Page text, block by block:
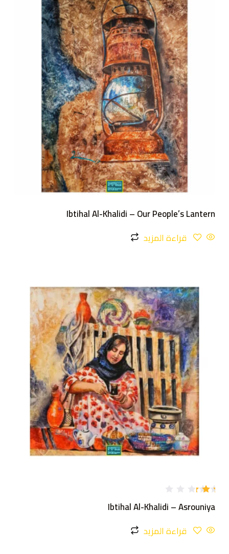
Ibtihal Al-Khalidi – Our People’s Lantern
قراءة المزيد
الت
قيي
2.0
0
Ibtihal Al-Khalidi – Asrouniya
قراءة المزيد